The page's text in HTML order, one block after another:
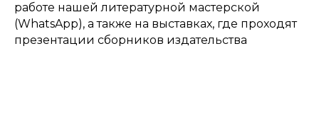
работе нашей литературной мастерской
(WhatsApp), а также на выставках, где проходят
презентации сборников издательства